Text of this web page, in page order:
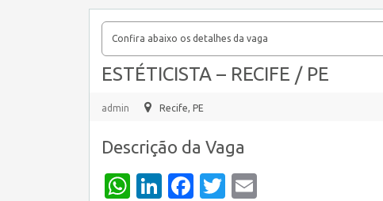
Confira abaixo os detalhes da vaga
ESTÉTICISTA – RECIFE / PE
admin Recife, PE
Descrição da Vaga
WhatsApp
LinkedIn
Facebook
Twitter